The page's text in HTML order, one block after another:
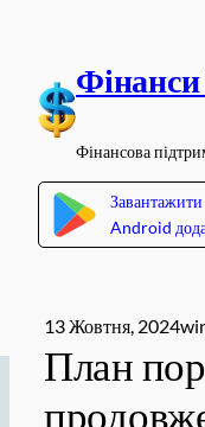
вмісту
Фінансова
Завантажити
Android
13 Жовтня, 2024
План